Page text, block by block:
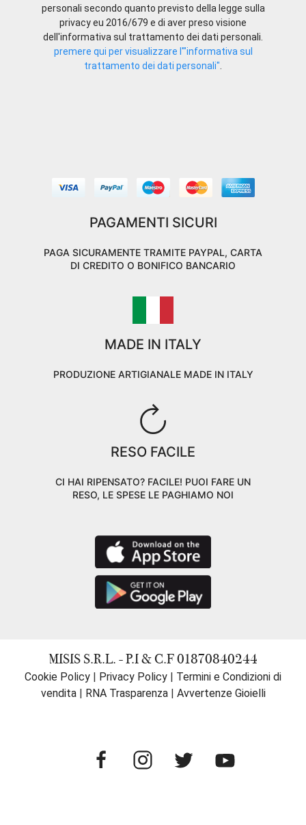
personali secondo quanto previsto della legge sulla
privacy eu 2016/679 e di aver preso visione
dell'informativa sul trattamento dei dati personali.
premere qui per visualizzare l'"informativa sul
trattamento dei dati personali"
PAGAMENTI SICURI
PAGA SICURAMENTE TRAMITE PAYPAL, CARTA
DI CREDITO O BONIFICO BANCARIO
MADE IN ITALY
PRODUZIONE ARTIGIANALE MADE IN ITALY
RESO FACILE
CI HAI RIPENSATO? FACILE! PUOI FARE UN
RESO, LE SPESE LE PAGHIAMO NOI
MISIS S.R.L. - P.I & C.F 01870840244
Cookie Policy | Privacy Policy | Termini e Condizioni di
vendita| RNA Trasparenza| Avvertenze Gioielli